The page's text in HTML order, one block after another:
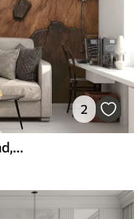
2
madera, textura, grietas, oscuridad, corteza, superficie